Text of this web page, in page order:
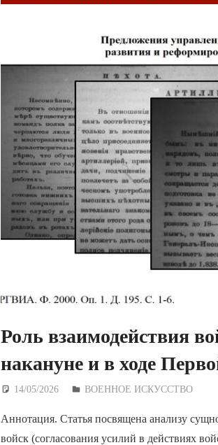
Роль взаимодействия
накануне и в ходе
14/05/2026 Дежурный по Редакции
ВОЕННОЕ ИСКУССТВО
Аннотация. Статья посвящена анализу
войск (согласования усилий в действиях